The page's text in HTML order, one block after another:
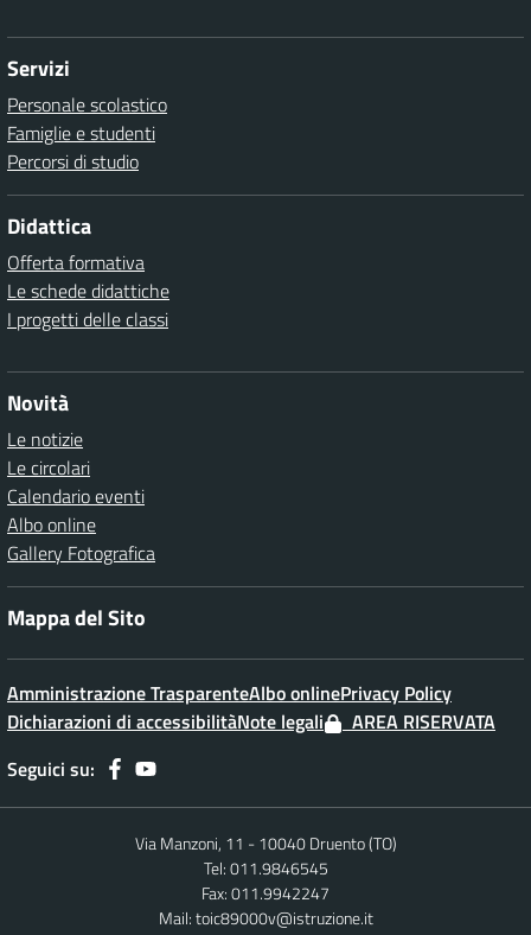
Servizi
Personale scolastico
Famiglie e studenti
Percorsi di studio
Didattica
Offerta formativa
Le schede didattiche
I progetti delle classi
Novità
Le notizie
Le circolari
Calendario eventi
Albo online
Gallery Fotografica
Mappa del Sito
Amministrazione TrasparenteAlbo onlinePrivacy Policy
Dichiarazioni di accessibilitàNote legali
AREA RISERVATA
Seguici su:
Via Manzoni, 11 - 10040 Druento (TO)
Tel: 011.9846545
Fax: 011.9942247
Mail:toic89000v@istruzione.it